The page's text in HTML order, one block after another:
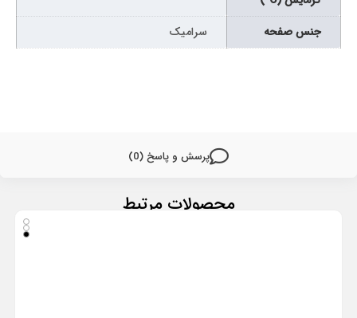
پرسش و پاسخ (0)
جنس صفحه سرامیک
محصولات مرتبط